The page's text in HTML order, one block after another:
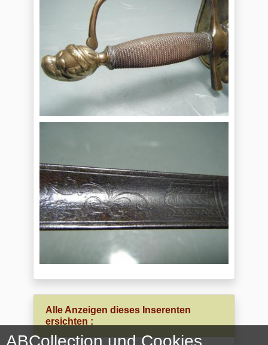
Alle Anzeigen dieses Inserenten
ersichten :
ABCollection und Cookies.